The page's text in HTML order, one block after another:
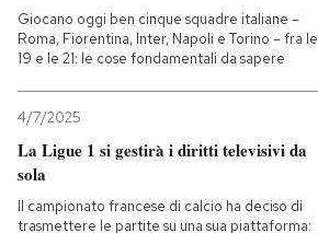
Giocano oggi ben cinque squadre italiane –
Roma, Fiorentina, Inter, Napoli e Torino – fra le
19 e le 21: le cose fondamentali da sapere
4/7/2025
La Ligue 1 si gestirà i diritti televisivi da
sola
Il campionato francese di calcio ha deciso di
trasmettere le partite su una sua piattaforma: